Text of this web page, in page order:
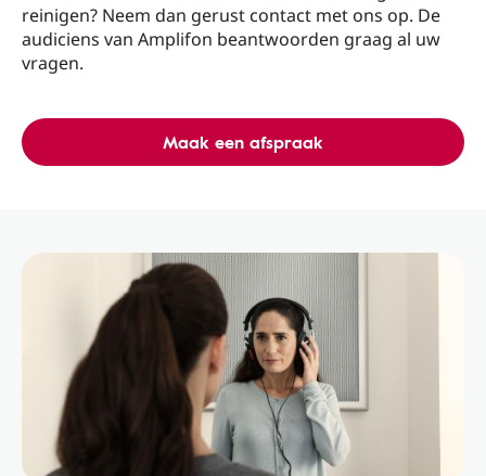
reinigen? Neem dan gerust contact met ons op. De
audiciens van Amplifon beantwoorden graag al uw
vragen.
Maak een afspraak